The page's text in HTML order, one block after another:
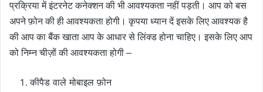
प्रक्रिया में इंटरनेट कनेक्शन की भी आवश्यकता नहीं पड़ती। आप को बस
अपने फ़ोन की ही आवश्यकता होगी। कृपया ध्यान दें इसके लिए आवश्यक है
की आप का बैंक खाता आप के आधार से लिंक्ड होना चाहिए। इसके लिए आप
को निम्न चीज़ों की आवश्यकता होगी –
कीपैड वाले मोबाइल फ़ोन